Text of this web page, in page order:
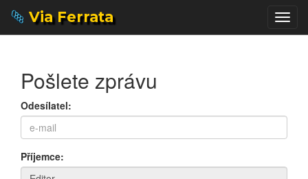
Via Ferrata
Pošlete zprávu
Odesílatel:
Příjemce: